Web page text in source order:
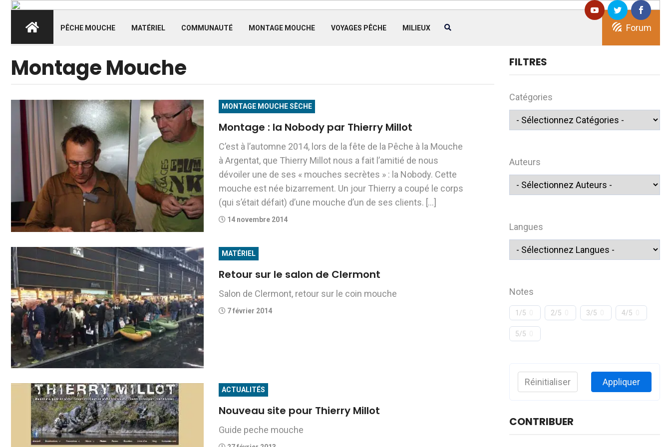
PÊCHE MOUCHE MATÉRIEL COMMUNAUTÉ MONTAGE MOUCHE VOYAGES PÊCHE MILIEUX Forum
Montage Mouche
MONTAGE MOUCHE SÈCHE
Montage : la Nobody par Thierry Millot
C’est à l’automne 2014, lors de la fête de la Pêche à la Mouche
à Argentat, que Thierry Millot nous a fait l’amitié de nous
dévoiler une de ses « mouches secrètes » : la Nobody. Cette
mouche est née bizarrement. Un jour Thierry a coupé le corps
(qui s’était défait) d’une mouche d’un de ses clients. […]
14 novembre 2014
MATÉRIEL
Retour sur le salon de Clermont
Salon de Clermont, retour sur le coin mouche
7 février 2014
ACTUALITÉS
Nouveau site pour Thierry Millot
Guide peche mouche
FILTRES
Catégories
Auteurs
Langues
Notes
1/5 2/5 3/5 4/5
5/5
Appliquer
Réinitialiser
CONTRIBUER